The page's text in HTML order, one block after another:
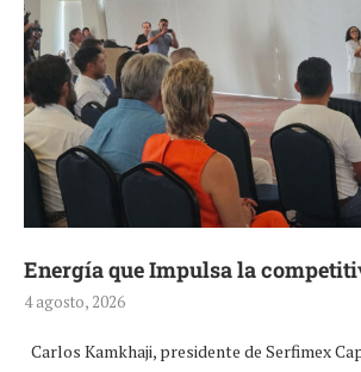
Energía que Impulsa la
4 agosto, 2026
Carlos Kamkhaji, presidente de Serfimex